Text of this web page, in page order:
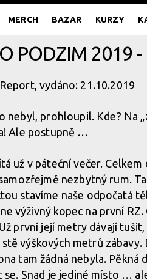
MERCH BAZAR KURZY
PODZIM 2019
Report, vydáno: 21.10.2019
nebyl, prohloupil. Kde? Na
Ale postupně …
už v páteční večer.
nezbytný rum.
stavíme naše odpočatá
výživný kopec na první
první její metry dávají
výškových metrů
tam žádná nebyla. Pěkná
Snad je jediné místo …